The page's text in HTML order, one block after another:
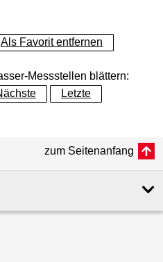
Als Favorit entfernen
Messstellen blättern:
Letzte
zum Seitenanfang